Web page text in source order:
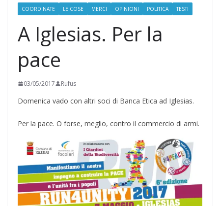
COORDINATE LE COSE MERCI OPINIONI POLITICA TESTI
A Iglesias. Per la
pace
03/05/2017 Rufus
Domenica vado con altri soci di Banca Etica ad Iglesias.
Per la pace. O forse, meglio, contro il commercio di armi.